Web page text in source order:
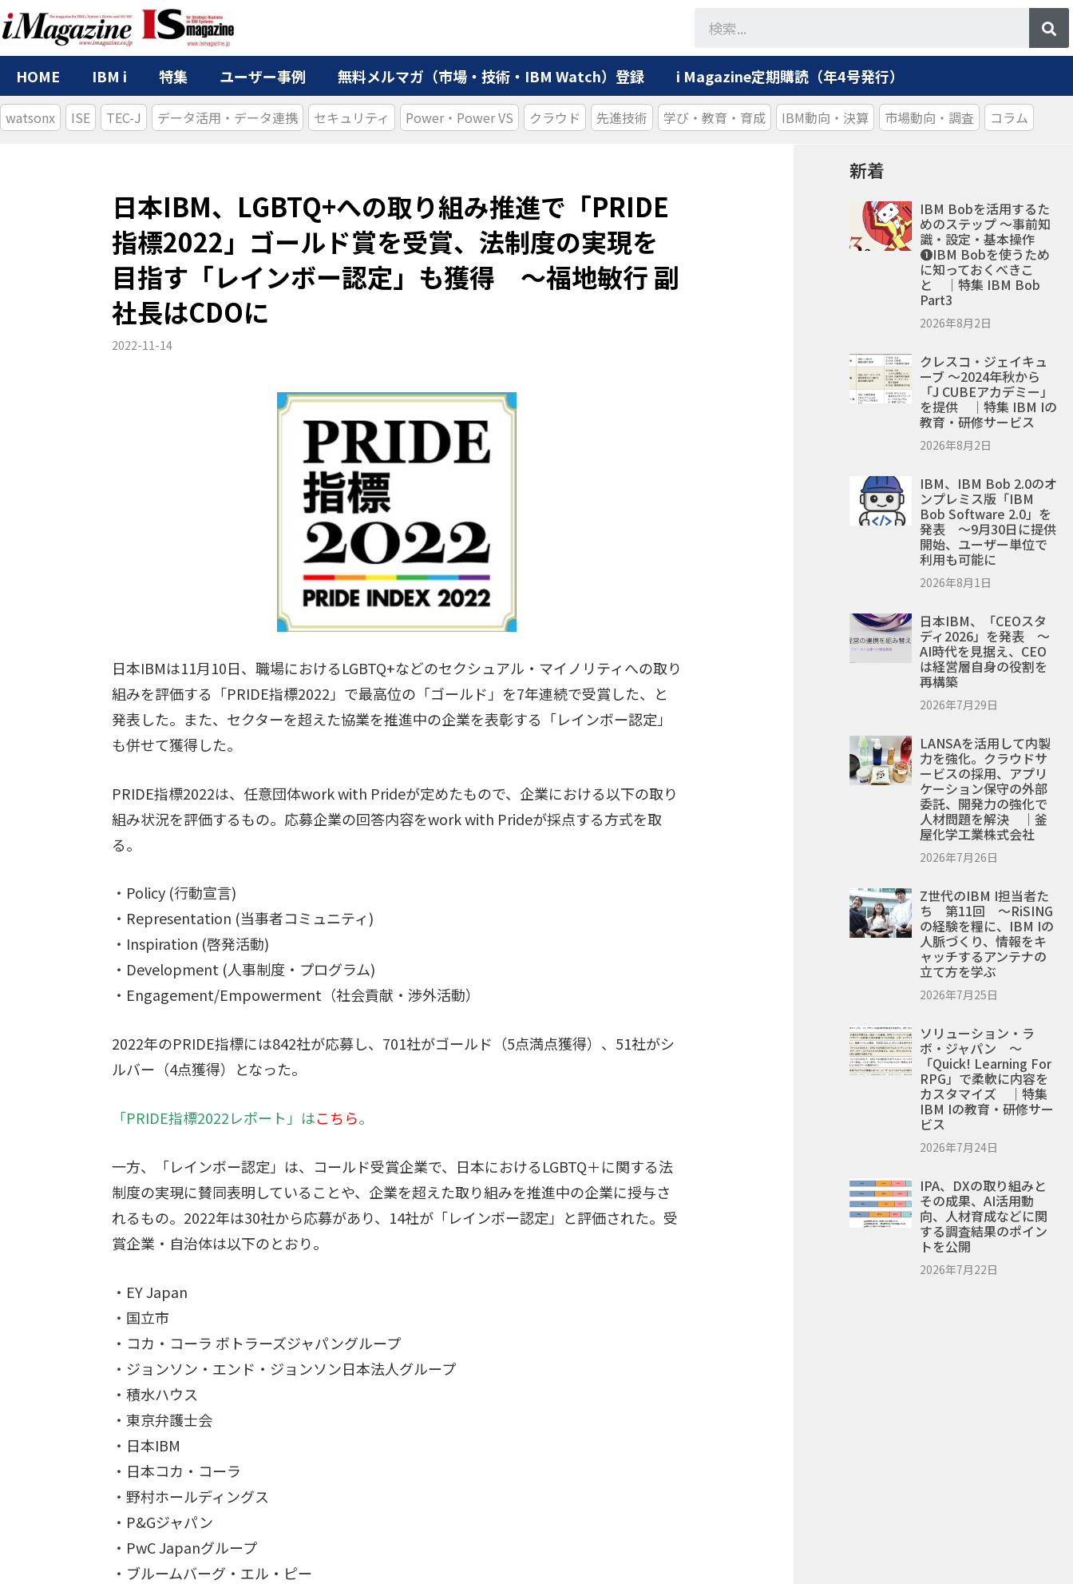
HOME IBM i 特集 ユーザー事例 無料メルマガ（市場・技術・IBM Watch）登録 i Magazine定期購読（年4号発行）
watsonx ISE TEC-J データ活用・データ連携 セキュリティ Power・Power VS クラウド 先進技術 学び・教育・育成 IBM動向・決算 市場動向・調査 コラム
日本IBM、LGBTQ+への取り組み推進で「PRIDE
指標2022」ゴールド賞を受賞、法制度の実現を
目指す「レインボー認定」も獲得 ～福地敏行 副
社長はCDOに
2022-11-14
日本IBMは11月10日、職場におけるLGBTQ+などのセクシュアル・マイノリティへの取り
組みを評価する「PRIDE指標2022」で最高位の「ゴールド」を7年連続で受賞した、と
発表した。また、セクターを超えた協業を推進中の企業を表彰する「レインボー認定」
も併せて獲得した。
PRIDE指標2022は、任意団体work with Prideが定めたもので、企業における以下の取り
組み状況を評価するもの。応募企業の回答内容をwork with Prideが採点する方式を取
る。
・Policy (行動宣言)
・Representation (当事者コミュニティ)
・Inspiration (啓発活動)
・Development (人事制度・プログラム)
・Engagement/Empowerment（社会貢献・渉外活動）
2022年のPRIDE指標には842社が応募し、701社がゴールド（5点満点獲得）、51社がシ
ルバー（4点獲得）となった。
「PRIDE指標2022レポート」はこちら。
一方、「レインボー認定」は、コールド受賞企業で、日本におけるLGBTQ＋に関する法
制度の実現に賛同表明していることや、企業を超えた取り組みを推進中の企業に授与さ
れるもの。2022年は30社から応募があり、14社が「レインボー認定」と評価された。受
賞企業・自治体は以下のとおり。
・EY Japan
・国立市
・コカ・コーラ ボトラーズジャパングループ
・ジョンソン・エンド・ジョンソン日本法人グループ
・積水ハウス
・東京弁護士会
・日本IBM
・日本コカ・コーラ
・野村ホールディングス
・P&Gジャパン
・PwC Japanグループ
・ブルームバーグ・エル・ピー
新着
IBM Bobを活用するた
めのステップ ～事前知
識・設定・基本操作
❶IBM Bobを使うため
に知っておくべきこ
と ｜特集 IBM Bob
Part3
2026年8月2日
クレスコ・ジェイキュ
ーブ ～2024年秋から
「J CUBEアカデミー」
を提供 ｜特集 IBM Iの
教育・研修サービス
2026年8月2日
IBM、IBM Bob 2.0のオ
ンプレミス版「IBM
Bob Software 2.0」を
発表 ～9月30日に提供
開始、ユーザー単位で
利用も可能に
2026年8月1日
日本IBM、「CEOスタ
ディ2026」を発表 ～
AI時代を見据え、CEO
は経営層自身の役割を
再構築
2026年7月29日
LANSAを活用して内製
力を強化。クラウドサ
ービスの採用、アプリ
ケーション保守の外部
委託、開発力の強化で
人材問題を解決 ｜釜
屋化学工業株式会社
2026年7月26日
Z世代のIBM I担当者た
ち 第11回 ～RiSING
の経験を糧に、IBM Iの
人脈づくり、情報をキ
ャッチするアンテナの
立て方を学ぶ
2026年7月25日
ソリューション・ラ
ボ・ジャパン ～
「Quick! Learning For
RPG」で柔軟に内容を
カスタマイズ ｜特集
IBM Iの教育・研修サー
ビス
2026年7月24日
IPA、DXの取り組みと
その成果、AI活用動
向、人材育成などに関
する調査結果のポイン
トを公開
2026年7月22日